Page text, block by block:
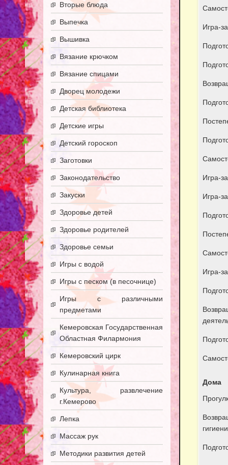
Игра-
Игра-
Игра-
Игра-
Дома
Вторые блюда
Выпечка
Вышивка
Вязание крючком
Вязание спицами
Дворец молодежи
Детская библиотека
Детские игры
Детский гороскоп
Заготовки
Законодательство
Закуски
Здоровье детей
Здоровье родителей
Здоровье семьи
Игры с водой
Игры с песком (в песочнице)
Игры с различными
предметами
Кемеровская Государственная
Областная Филармония
Кемеровский цирк
Кулинарная книга
Культура, развлечение
г.Кемерово
Лепка
Массаж рук
Методики развития детей